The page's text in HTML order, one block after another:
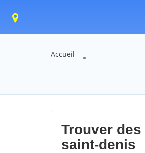
Accueil
Trouver
saint-denis